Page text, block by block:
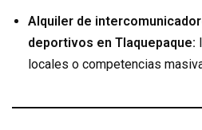
Alquiler de
deportivos en Tlaquepaque:
locales o competencias